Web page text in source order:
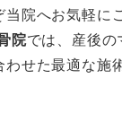
院へお気軽に
院では、産後の
せた最適な施